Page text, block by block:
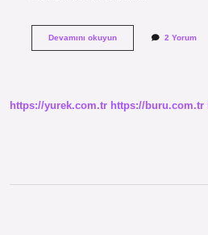
Devamını okuyunBir
2 Yorum
https://yurek.com.tr https://buru.com.tr